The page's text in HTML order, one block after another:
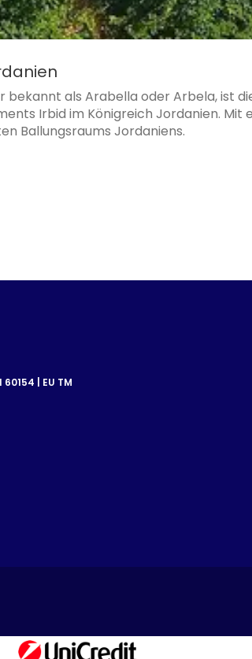
bekannt als Arabella oder Arbela, ist
Irbid im Königreich Jordanien. Mit
Ballungsraums Jordaniens.
| EU TM